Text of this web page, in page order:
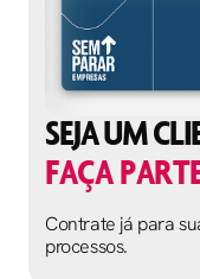
SEJA UM
FAÇA
Contrate já para
processos.